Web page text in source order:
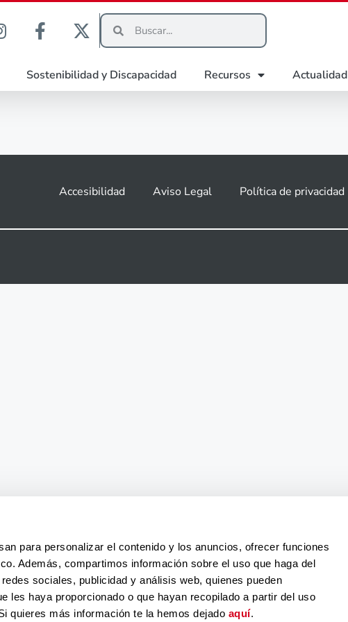
para personalizar el contenido y los anuncios, ofrecer funciones
Además, compartimos información sobre el uso que haga del
sociales, publicidad y análisis web, quienes pueden
les haya proporcionado o que hayan recopilado a partir del uso
quieres más información te la hemos dejado aquí.
Sostenibilidad y Discapacidad Recursos Actualidad
Accesibilidad Aviso Legal Política de privacidad